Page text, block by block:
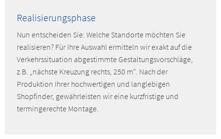
Realisierungsphase
Nun entscheiden Sie: Welche Standorte möchten Sie
realisieren? Für Ihre Auswahl ermitteln wir exakt auf die
Verkehrssituation abgestimmte Gestaltungsvorschläge,
z.B. „nächste Kreuzung rechts, 250 m“. Nach der
Produktion Ihrer hochwertigen und langlebigen
Shopfinder, gewährleisten wir eine kurzfristige und
termingerechte Montage.